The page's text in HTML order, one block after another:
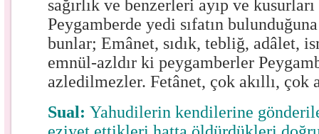
sağırlık ve benzerleri ayıp ve
Peygamberde yedi sıfatın
bunlar; Emânet, sıdık, tebliğ, adâlet,
emnül-azldır ki peygamberler
azledilmezler. Fetânet, çok akıllı, çok
Sual:Yahudilerin kendilerine